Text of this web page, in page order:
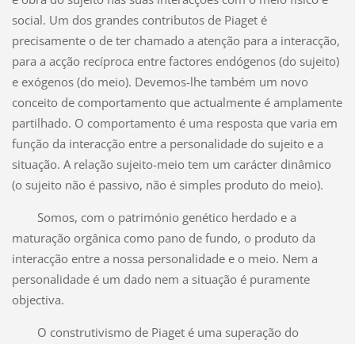
social. Um dos grandes contributos de Piaget é
precisamente o de ter chamado a atenção para a interacção,
para a acção recíproca entre factores endógenos (do sujeito)
e exógenos (do meio). Devemos-lhe também um novo
conceito de comportamento que actualmente é amplamente
partilhado. O comportamento é uma resposta que varia em
função da interacção entre a personalidade do sujeito e a
situação. A relação sujeito-meio tem um carácter dinâmico
(o sujeito não é passivo, não é simples produto do meio).
Somos, com o património genético herdado e a
maturação orgânica como pano de fundo, o produto da
interacção entre a nossa personalidade e o meio. Nem a
personalidade é um dado nem a situação é puramente
objectiva.
O construtivismo de Piaget é uma superação do